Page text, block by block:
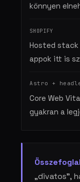
könnyen
Hosted
appok itt is
Core Web
gyakran a
„divatos”,